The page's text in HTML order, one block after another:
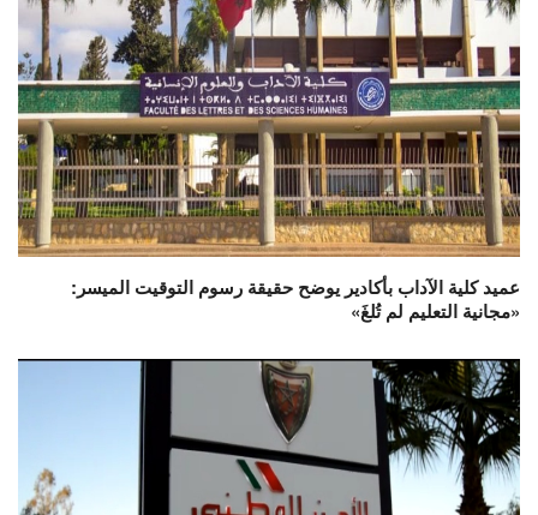
عميد كلية الآداب بأكادير يوضح حقيقة رسوم التوقيت الميسر:
«مجانية التعليم لم تُلغَ»